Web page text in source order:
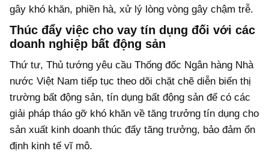
gây khó khăn, phiền hà, xử lý lòng vòng gây chậm trễ.
Thúc đẩy việc cho vay tín dụng đối với các
doanh nghiệp bất động sản
Thứ tư, Thủ tướng yêu cầu Thống đốc Ngân hàng Nhà
nước Việt Nam tiếp tục theo dõi chặt chẽ diễn biến thị
trường bất động sản, tín dụng bất động sản để có các
giải pháp tháo gỡ khó khăn về tăng trưởng tín dụng cho
sản xuất kinh doanh thúc đẩy tăng trưởng, bảo đảm ổn
định kinh tế vĩ mô.